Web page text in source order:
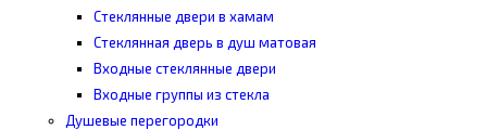
Стеклянные двери в хамам
Стеклянная дверь в душ матовая
Входные стеклянные двери
Входные группы из стекла
Душевые перегородки